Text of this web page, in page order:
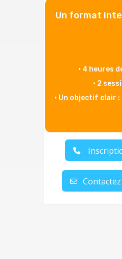
Un format
• 4 heures
• 2
• Un objectif clair